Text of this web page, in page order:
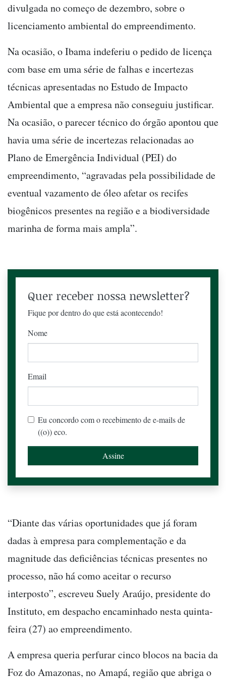
divulgada no começo de dezembro, sobre o
licenciamento ambiental do empreendimento.
Na ocasião, o Ibama indeferiu o pedido de licença
com base em uma série de falhas e incertezas
técnicas apresentadas no Estudo de Impacto
Ambiental que a empresa não conseguiu justificar.
Na ocasião, o parecer técnico do órgão apontou que
havia uma série de incertezas relacionadas ao
Plano de Emergência Individual (PEI) do
empreendimento, “agravadas pela possibilidade de
eventual vazamento de óleo afetar os recifes
biogênicos presentes na região e a biodiversidade
marinha de forma mais ampla”.
Quer receber nossa newsletter?
Fique por dentro do que está acontecendo!
Nome
Email
Eu concordo com o recebimento de e-mails de
((o)) eco.
“Diante das várias oportunidades que já foram
dadas à empresa para complementação e da
magnitude das deficiências técnicas presentes no
processo, não há como aceitar o recurso
interposto”, escreveu Suely Araújo, presidente do
Instituto, em despacho encaminhado nesta quinta-
feira (27) ao empreendimento.
A empresa queria perfurar cinco blocos na bacia da
Foz do Amazonas, no Amapá, região que abriga o